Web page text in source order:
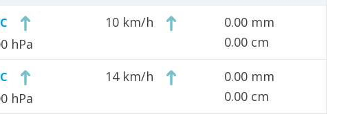
hPa
10 km/h
0.00 mm
0.00 cm
hPa
14 km/h
0.00 mm
0.00 cm